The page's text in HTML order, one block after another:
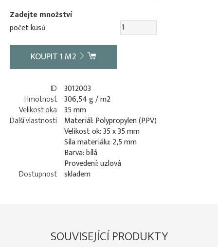
Zadejte množství
počet kusů
KOUPIT1 M2
ID 3012003
Hmotnost 306,54 g / m2
Velikost oka 35 mm
Další vlastnosti
Materiál: Polypropylen (PPV)
Velikost ok: 35 x 35 mm
Síla materiálu: 2,5 mm
Barva: bílá
Provedení: uzlová
Dostupnost skladem
SOUVISEJÍCÍ PRODUKTY